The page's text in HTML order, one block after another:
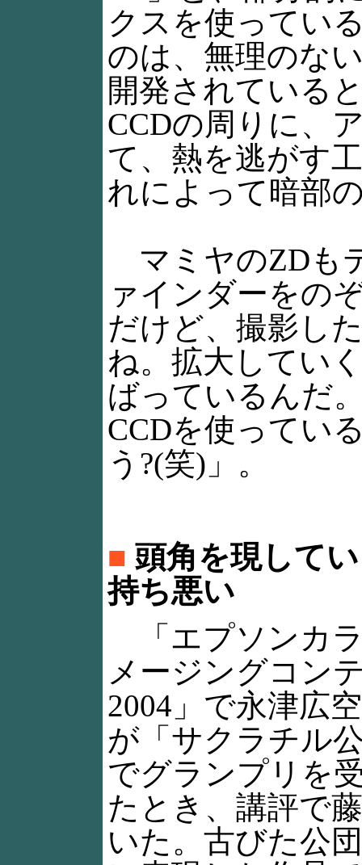
クスを使ってい
のは、無理のな
開発されている
CCDの周りに、
て、熱を逃がす
れによって暗部
マミヤのZDも
ァインダーをの
だけど、撮影し
ね。拡大してい
ばっているんだ
CCDを使ってい
う?(笑)」。
■ 頭角を現して
持ち悪い
「エプソンカ
メージングコン
2004」で永津広
が「サクラチル
でグランプリを
たとき、講評で
いた。古びた公